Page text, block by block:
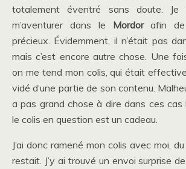
totalement éventré sans doute. Je
m’aventurer dans le Mordorafin de
précieux. Évidemment, il n’était pas
mais c’est encore autre chose. Une
on me tend mon colis, qui était
vidé d’une partie de son contenu.
a pas grand chose à dire dans ces cas
le colis en question est un cadeau.
J’ai donc ramené mon colis avec moi,
restait. J’y ai trouvé un envoi surprise